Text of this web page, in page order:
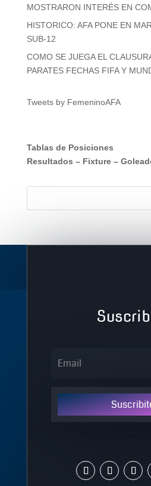
MOSTRARON INTERÉS EN
HISTORICO: AFA PONE EN
SUB-12
COMO SE JUEGA EL
PARATES FECHAS FIFA Y
Tweets by FemeninoAFA
Tablas de Posiciones
Resultados – Fixture–